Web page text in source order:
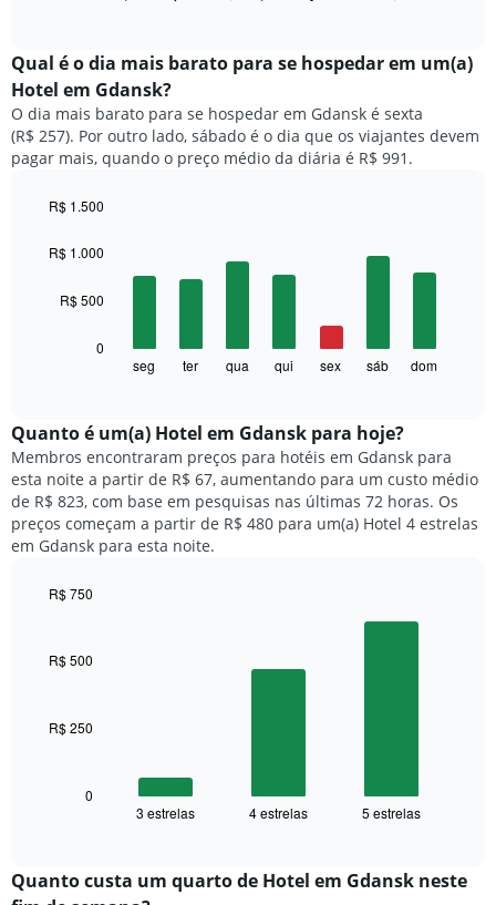
exibe
o
preço
médio
de
um
mês
gráfico
tem
O
gráfico
tem
1
eixo
Y
exibindo
preço
um
Qual é o dia mais barato para se hospedar em um(a)
Hotel em Gdansk?
O dia mais barato para se hospedar em Gdansk é sexta
(R$ 257). Por outro lado, sábado é o dia que os viajantes devem
pagar mais, quando o preço médio da diária é R$ 991.
chart
with
bars.
exibe
o
preço
médio
de
um
quarto
cada
semana
tem
exibindo
semana.
O
graphic.
seg ter qua qui sex sáb dom
0
R$ 500
R$ 1.000
R$ 1.500
Quanto ​é um(a) Hotel em Gdansk para hoje?
Membros encontraram preços para hotéis em Gdansk para
esta noite a partir de R$ 67, aumentando para um custo médio
de R$ 823, com base em pesquisas nas últimas 72 horas. Os
preços começam a partir de R$ 480 para um(a) Hotel 4 estrelas
em Gdansk para esta noite.
with
O
seguir
médio
de
3 estrelas 4 estrelas 5 estrelas
0
R$ 250
R$ 500
R$ 750
Quanto custa um quarto de Hotel em Gdansk neste